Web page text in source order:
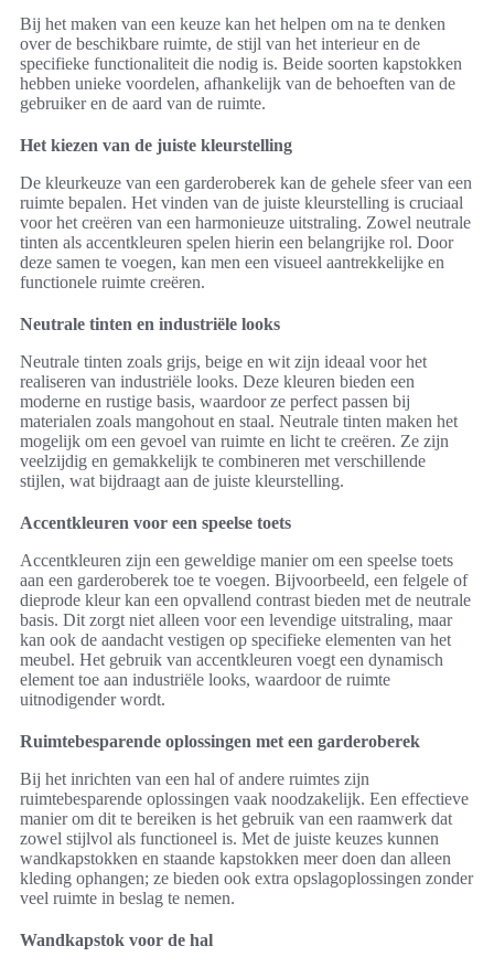
Bij het maken van een keuze kan het helpen om na te denken
over de beschikbare ruimte, de stijl van het interieur en de
specifieke functionaliteit die nodig is. Beide soorten kapstokken
hebben unieke voordelen, afhankelijk van de behoeften van de
gebruiker en de aard van de ruimte.
Het kiezen van de juiste kleurstelling
De kleurkeuze van een garderoberek kan de gehele sfeer van een
ruimte bepalen. Het vinden van de juiste kleurstelling is cruciaal
voor het creëren van een harmonieuze uitstraling. Zowel neutrale
tinten als accentkleuren spelen hierin een belangrijke rol. Door
deze samen te voegen, kan men een visueel aantrekkelijke en
functionele ruimte creëren.
Neutrale tinten en industriële looks
Neutrale tinten zoals grijs, beige en wit zijn ideaal voor het
realiseren van industriële looks. Deze kleuren bieden een
moderne en rustige basis, waardoor ze perfect passen bij
materialen zoals mangohout en staal. Neutrale tinten maken het
mogelijk om een gevoel van ruimte en licht te creëren. Ze zijn
veelzijdig en gemakkelijk te combineren met verschillende
stijlen, wat bijdraagt aan de juiste kleurstelling.
Accentkleuren voor een speelse toets
Accentkleuren zijn een geweldige manier om een speelse toets
aan een garderoberek toe te voegen. Bijvoorbeeld, een felgele of
dieprode kleur kan een opvallend contrast bieden met de neutrale
basis. Dit zorgt niet alleen voor een levendige uitstraling, maar
kan ook de aandacht vestigen op specifieke elementen van het
meubel. Het gebruik van accentkleuren voegt een dynamisch
element toe aan industriële looks, waardoor de ruimte
uitnodigender wordt.
Ruimtebesparende oplossingen met een garderoberek
Bij het inrichten van een hal of andere ruimtes zijn
ruimtebesparende oplossingen vaak noodzakelijk. Een effectieve
manier om dit te bereiken is het gebruik van een raamwerk dat
zowel stijlvol als functioneel is. Met de juiste keuzes kunnen
wandkapstokken en staande kapstokken meer doen dan alleen
kleding ophangen; ze bieden ook extra opslagoplossingen zonder
veel ruimte in beslag te nemen.
Wandkapstok voor de hal